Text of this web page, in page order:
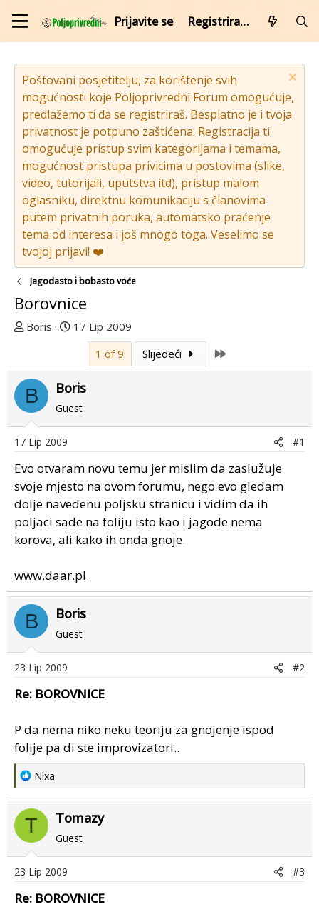
Prijavite se Registrirajte se
Poštovani posjetitelju, za korištenje svih
mogućnosti koje Poljoprivredni Forum omogućuje,
predlažemo ti da se registriraš. Besplatno je i tvoja
privatnost je potpuno zaštićena. Registracija ti
omogućuje pristup svim kategorijama i temama,
mogućnost pristupa privicima u postovima (slike,
video, tutorijali, uputstva itd), pristup malom
oglasniku, direktnu komunikaciju s članovima
putem privatnih poruka, automatsko praćenje
tema od interesa i još mnogo toga. Veselimo se
tvojoj prijavi! ❤️
Jagodasto i bobasto voće
Borovnice
T
u
p
o
r
e
n
u
o
Boris
D
u
m
p
o
g
p
o
s
t
a
17 Lip 2009
1 of 9
Slijedeći
B Boris
Guest
17 Lip 2009 #1
Evo otvaram novu temu jer mislim da zaslužuje
svoje mjesto na ovom forumu, nego evo gledam
dolje navedenu poljsku stranicu i vidim da ih
poljaci sade na foliju isto kao i jagode nema
korova, ali kako ih onda gnoje.
www.daar.pl
B Boris
Guest
23 Lip 2009 #2
Re: BOROVNICE
P da nema niko neku teoriju za gnojenje ispod
folije pa di ste improvizatori..
R
e
a
c
i
o
n
s
Nixa
T Tomazy
Guest
23 Lip 2009 #3
Re: BOROVNICE